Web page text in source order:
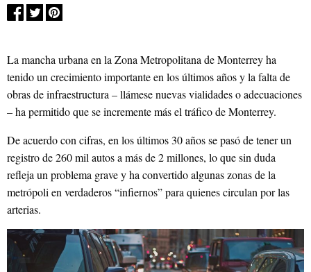
La mancha urbana en la Zona Metropolitana de Monterrey ha
tenido un crecimiento importante en los últimos años y la falta de
obras de infraestructura – llámese nuevas vialidades o adecuaciones
– ha permitido que se incremente más el tráfico de Monterrey.
De acuerdo con cifras, en los últimos 30 años se pasó de tener un
registro de 260 mil autos a más de 2 millones, lo que sin duda
refleja un problema grave y ha convertido algunas zonas de la
metrópoli en verdaderos “infiernos” para quienes circulan por las
arterias.